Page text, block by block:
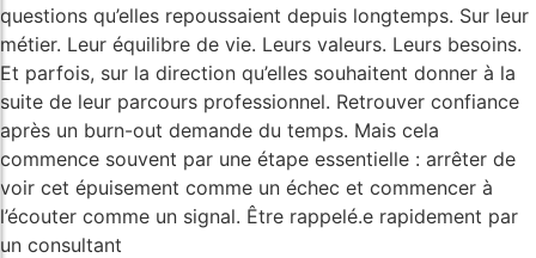
questions qu’elles repoussaient depuis longtemps. Sur leur
métier. Leur équilibre de vie. Leurs valeurs. Leurs besoins.
Et parfois, sur la direction qu’elles souhaitent donner à la
suite de leur parcours professionnel. Retrouver confiance
après un burn-out demande du temps. Mais cela
commence souvent par une étape essentielle : arrêter de
voir cet épuisement comme un échec et commencer à
l’écouter comme un signal. Être rappelé.e rapidement par
un consultant